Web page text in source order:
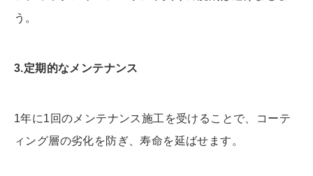
う。
3.定期的なメンテナンス
1年に1回のメンテナンス施工を受けることで、コーテ
ィング層の劣化を防ぎ、寿命を延ばせます。